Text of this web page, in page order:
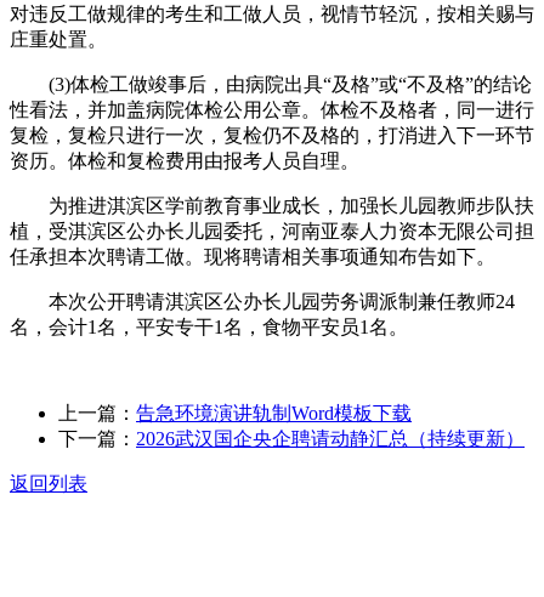
对违反工做规律的考生和工做人员，视情节轻沉，按相关赐与
庄重处置。
(3)体检工做竣事后，由病院出具“及格”或“不及格”的结论
性看法，并加盖病院体检公用公章。体检不及格者，同一进行
复检，复检只进行一次，复检仍不及格的，打消进入下一环节
资历。体检和复检费用由报考人员自理。
为推进淇滨区学前教育事业成长，加强长儿园教师步队扶
植，受淇滨区公办长儿园委托，河南亚泰人力资本无限公司担
任承担本次聘请工做。现将聘请相关事项通知布告如下。
本次公开聘请淇滨区公办长儿园劳务调派制兼任教师24
名，会计1名，平安专干1名，食物平安员1名。
上一篇： 告急环境演讲轨制Word模板下载
下一篇： 2026武汉国企央企聘请动静汇总（持续更新）
返回列表